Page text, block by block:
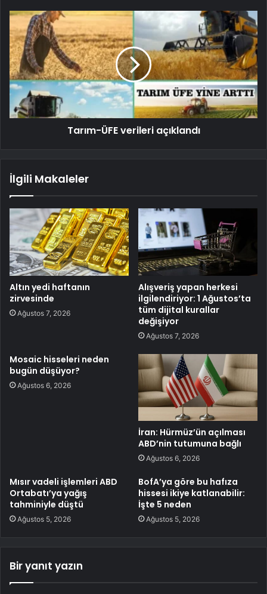
Tarım-ÜFE verileri açıklandı
İlgili Makaleler
Altın yedi haftanın
zirvesinde
Ağustos 7, 2026
Alışveriş yapan herkesi
ilgilendiriyor: 1 Ağustos’ta
tüm dijital kurallar
değişiyor
Ağustos 7, 2026
Mosaic hisseleri neden
bugün düşüyor?
Ağustos 6, 2026
İran: Hürmüz’ün açılması
ABD’nin tutumuna bağlı
Ağustos 6, 2026
Mısır vadeli işlemleri ABD
Ortabatı’ya yağış
tahminiyle düştü
Ağustos 5, 2026
BofA’ya göre bu hafıza
hissesi ikiye katlanabilir:
İşte 5 neden
Ağustos 5, 2026
Bir yanıt yazın